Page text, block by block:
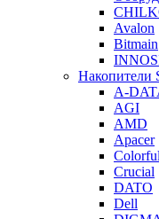
Avalon
Bitmain
Накопители
A-
AGI
AMD
Apacer
Colorful
Crucial
DATO
Dell